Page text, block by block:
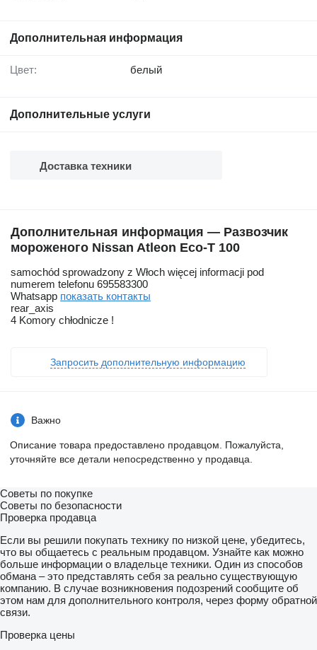
Дополнительная информация
Цвет: белый
Дополнительные услуги
Доставка техники
Дополнительная информация — Развозчик
мороженого Nissan Atleon Eco-T 100
samochód sprowadzony z Włoch więcej informacji pod
numerem telefonu 695583300
Whatsapp показать контакты
rear_axis
4 Komory chłodnicze !
Запросить дополнительную информацию
Важно
Описание товара предоставлено продавцом. Пожалуйста,
уточняйте все детали непосредственно у продавца.
Советы по покупке
Советы по безопасности
Проверка продавца
Если вы решили покупать технику по низкой цене, убедитесь,
что вы общаетесь с реальным продавцом. Узнайте как можно
больше информации о владельце техники. Один из способов
обмана – это представлять себя за реально существующую
компанию. В случае возникновения подозрений сообщите об
этом нам для дополнительного контроля, через форму обратной
связи.
Проверка цены